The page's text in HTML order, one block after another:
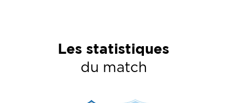
Les statistiques
du match